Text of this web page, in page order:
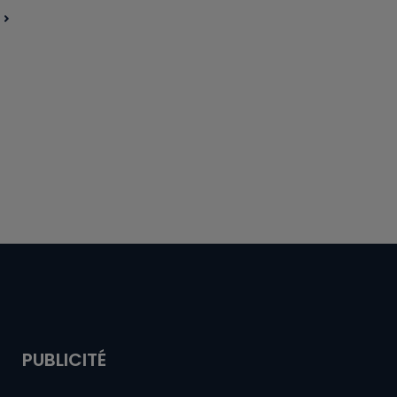
PUBLICITÉ